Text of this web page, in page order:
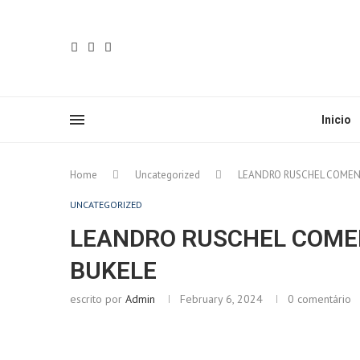
Inicio
Home Uncategorized LEANDRO RUSCHEL
UNCATEGORIZED
LEANDRO RUSCHEL
BUKELE
escrito por Admin February 6, 2024 0 comentário